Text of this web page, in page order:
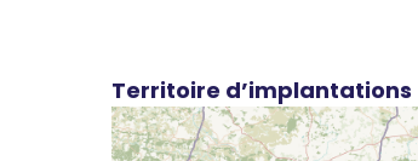
Territoire d’implantations